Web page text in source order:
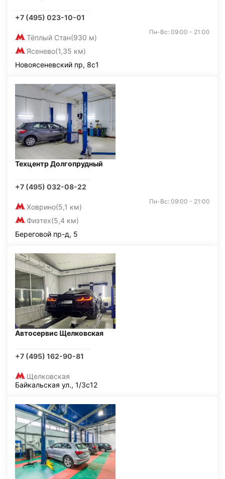
+7 (495) 023-10-01
Тёплый Стан(930 м)
Ясенево(1,35 км)
Пн-Вс: 09:00 - 21:00
Новоясеневский пр, 8с1
Техцентр Долгопрудный
+7 (495) 032-08-22
Ховрино(5,1 км)
Физтех(5,4 км)
Пн-Вс: 09:00 - 21:00
Береговой пр-д, 5
Автосервис Щелковская
+7 (495) 162-90-81
Щелковская
Байкальская ул., 1/3с12